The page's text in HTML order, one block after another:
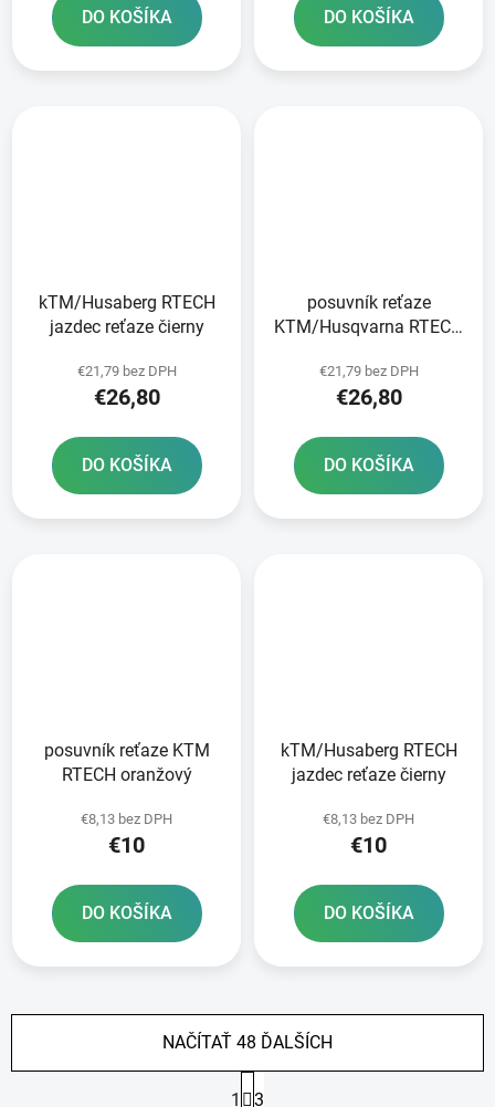
DO KOŠÍKA DO KOŠÍKA
kTM/Husaberg RTECH
jazdec reťaze čierny
€21,79 bez DPH
€26,80
DO KOŠÍKA
posuvník reťaze
KTM/Husqvarna RTECH
€21,79 bez DPH
€26,80
DO KOŠÍKA
posuvník reťaze KTM
RTECH oranžový
€8,13 bez DPH
€10
DO KOŠÍKA
kTM/Husaberg RTECH
jazdec reťaze čierny
€8,13 bez DPH
€10
DO KOŠÍKA
NAČÍTAŤ 48 ĎALŠÍCH
S
t
1 3